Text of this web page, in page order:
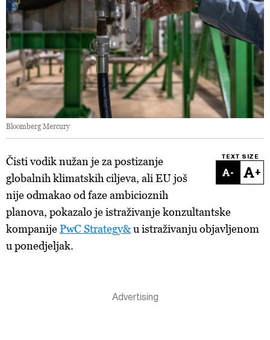
Bloomberg Mercury
TEXT SIZE
- +
Čisti vodik nužan je za postizanje
globalnih klimatskih ciljeva, ali EU još
nije odmakao od faze ambicioznih
planova, pokazalo je istraživanje konzultantske
kompanijePwC Strategy&u istraživanju objavljenom
u ponedjeljak.